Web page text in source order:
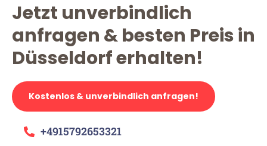
Jetzt unverbindlich
anfragen & besten Preis in
Düsseldorf erhalten!
Kostenlos & unverbindlich anfragen!
+4915792653321